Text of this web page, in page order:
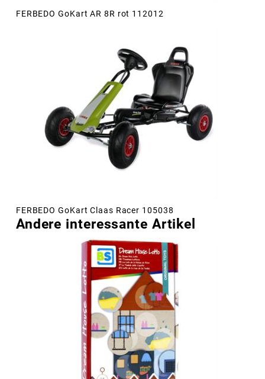
FERBEDO GoKart AR 8R rot 112012
FERBEDO GoKart Claas Racer 105038
Andere interessante Artikel